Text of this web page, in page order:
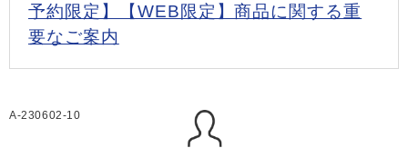
予約限定】【WEB限定】商品に関する重
要なご案内
A-230602-10